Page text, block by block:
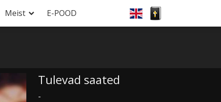
Meist E-POOD
Tulevad saated
-